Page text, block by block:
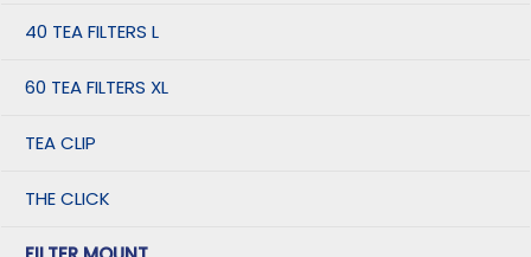
40 TEA FILTERS L
60 TEA FILTERS XL
TEA CLIP
THE CLICK